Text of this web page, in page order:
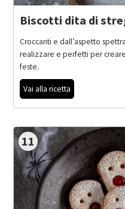
Biscotti dita di
Croccanti e dall’aspetto
realizzare e perfetti per
feste.
Vai alla ricetta
11